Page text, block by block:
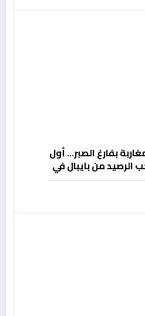
بفارغ الصبر… أول
من بايبال في